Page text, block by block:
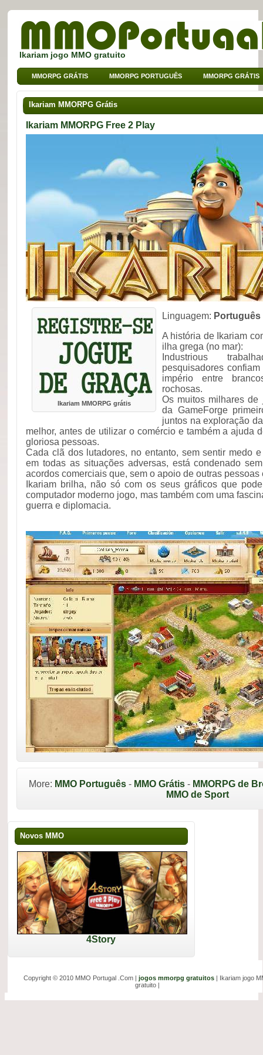
Ikariam jogo MMO gratuito
MMORPG GRÁTIS MMORPG PORTUGUÊS MMORPG GRÁTIS
MMO DE BROWSER MMO PARA CRIANÇAS MMO DE SPORT
Ikariam MMORPG Grátis
Ikariam MMORPG Free 2 Play
Ikariam MMORPG grátis
Linguagem: Português
A história de Ikariam
ilha grega (no mar):
Industrious
pesquisadores
império entre
rochosas.
Os muitos milhares
da GameForge
juntos na exploração
melhor, antes de utilizar o comércio e também a ajuda
gloriosa pessoas.
Cada clã dos lutadores, no entanto, sem sentir medo
em todas as situações adversas, está condenado
acordos comerciais que, sem o apoio de outras
Ikariam brilha, não só com os seus gráficos que
computador moderno jogo, mas também com uma
guerra e diplomacia.
More: MMO Português- MMO Grátis- MMORPG de
MMO de Sport
Novos MMO
4Story
Copyright © 2010 MMO Portugal .Com | jogos mmorpg gratuitos| Ikariam jogo
gratuito |